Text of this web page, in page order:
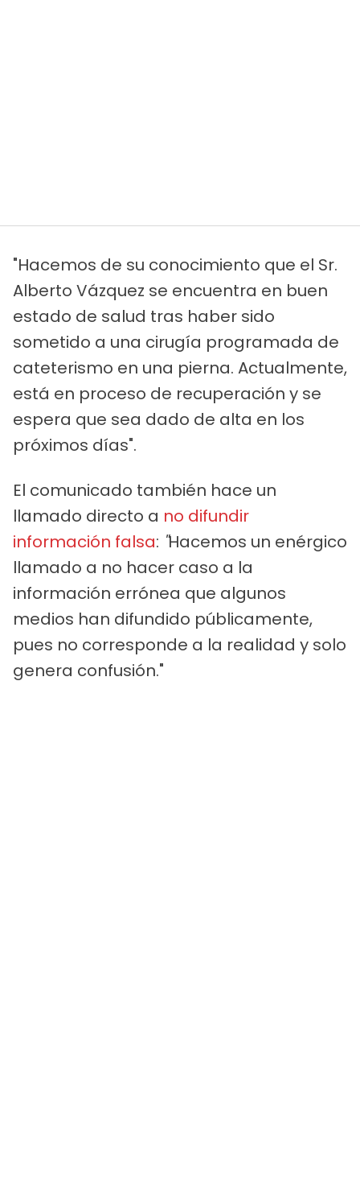
"Hacemos de su conocimiento que el Sr.
Alberto Vázquez se encuentra en buen
estado de salud tras haber sido
sometido a una cirugía programada de
cateterismo en una pierna. Actualmente,
está en proceso de recuperación y se
espera que sea dado de alta en los
próximos días".
El comunicado también hace un
llamado directo a no difundir
información falsa: "Hacemos un enérgico
llamado a no hacer caso a la
información errónea que algunos
medios han difundido públicamente,
pues no corresponde a la realidad y solo
genera confusión."